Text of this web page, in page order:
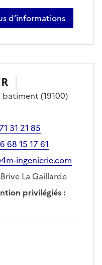
d’informations
bourgoin
batiment (19100)
31 21 85
68 15 17 61
ingenierie.com
Brive La Gaillarde
privilégiés: